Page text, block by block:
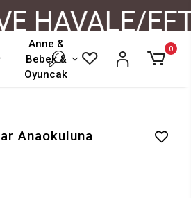
EFT
Anne &
Bebek &
Oyuncak
0
Anaokuluna